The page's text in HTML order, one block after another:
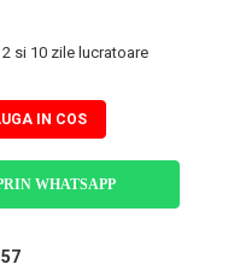
si 10 zile lucratoare
IN COS
WHATSAPP